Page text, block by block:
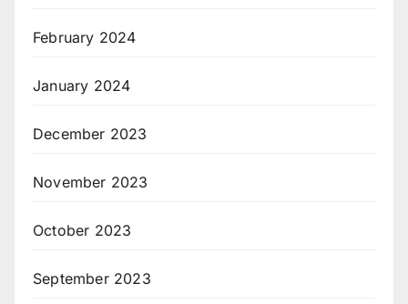
February 2024
January 2024
December 2023
November 2023
October 2023
September 2023